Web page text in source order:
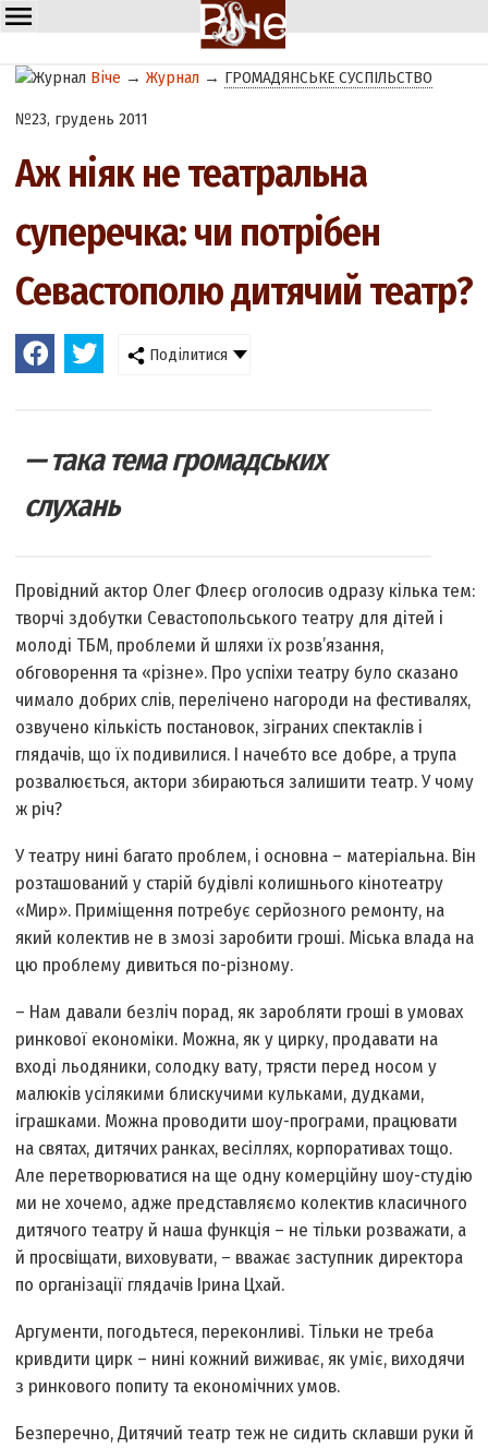
Віче →Журнал → ГРОМАДЯНСЬКЕ СУСПІЛЬСТВО
№23, грудень 2011
Аж ніяк не театральна
суперечка: чи потрібен
Севастополю дитячий театр?
Поділитися
— така тема громадських
слухань
Провідний актор Олег Флеєр оголосив одразу кілька тем:
творчі здобутки Севастопольського театру для дітей і
молоді ТБМ, проблеми й шляхи їх розв’язання,
обговорення та «різне». Про успіхи театру було сказано
чимало добрих слів, перелічено нагороди на фестивалях,
озвучено кількість постановок, зіграних спектаклів і
глядачів, що їх подивилися. І начебто все добре, а трупа
розвалюється, актори збираються залишити театр. У чому
ж річ?
У театру нині багато проблем, і основна – матеріальна. Він
розташований у старій будівлі колишнього кінотеатру
«Мир». Приміщення потребує серйозного ремонту, на
який колектив не в змозі заробити гроші. Міська влада на
цю проблему дивиться по-різному.
– Нам давали безліч порад, як заробляти гроші в умовах
ринкової економіки. Можна, як у цирку, продавати на
вході льодяники, солодку вату, трясти перед носом у
малюків усілякими блискучими кульками, дудками,
іграшками. Можна проводити шоу-програми, працювати
на святах, дитячих ранках, весіллях, корпоративах тощо.
Але перетворюватися на ще одну комерційну шоу-студію
ми не хочемо, адже представляємо колектив класичного
дитячого театру й наша функція – не тільки розважати, а
й просвіщати, виховувати, – вважає заступник директора
по організації глядачів Ірина Цхай.
Аргументи, погодьтеся, переконливі. Тільки не треба
кривдити цирк – нині кожний виживає, як уміє, виходячи
з ринкового попиту та економічних умов.
Безперечно, Дитячий театр теж не сидить склавши руки й